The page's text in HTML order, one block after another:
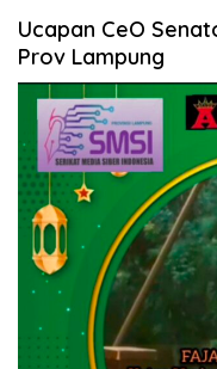
Ucapan CeO
Prov Lampung